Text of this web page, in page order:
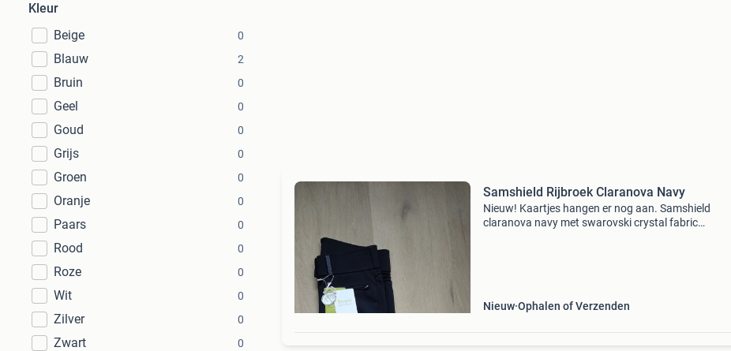
Kleur
Beige
0
Blauw 2
Bruin 0
Geel 0
Goud 0
Grijs 0
Groen 0
Oranje 0
Paars 0
Rood 0
Roze 0
Wit 0
Zilver 0
Zwart 0
Samshield Rijbroek Claranova Navy
Nieuw! Kaartjes hangen er nog aan. Samshield
claranova navy met swarovski crystal fabric
Nieuw Ophalen of Verzenden